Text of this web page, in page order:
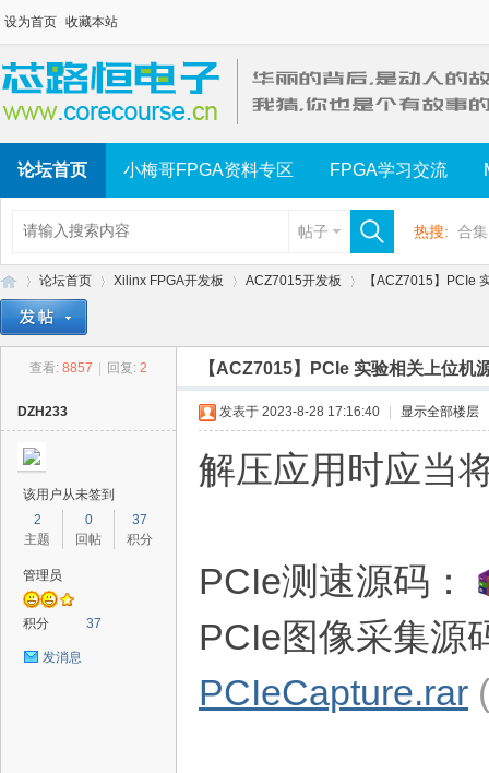
设为首页 收藏本站
论坛首页 小梅哥FPGA资料专区 FPGA学习交流
帖子 热搜: 合集
论坛首页 Xilinx FPGA开发板
›
ACZ7015开发板
›
【ACZ7015】PCIe
查看: 8857 回复: 2 【ACZ7015】PCIe 实验相关上位机
DZH233
该用户从未签到
2
主题
0
回帖
37
积分
管理员
积分 37
发消息
发表于 2023-8-28 17:16:40 显示全部楼层
解压应用时应当
PCIe测速源码：
PCIe图像采集源
PCIeCapture.rar